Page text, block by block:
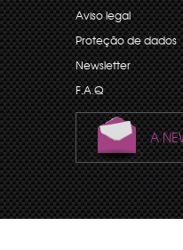
Aviso legal
Proteção de dados
Newsletter
F.A.Q
A